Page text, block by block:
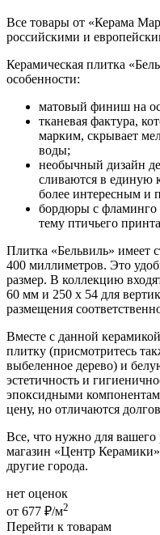
Все товары от «Керама
российскими и
Керамическая плитка
особенности:
матовый финиш на
тканевая фактура,
марким, скрывает
воды;
необычный дизайн
сливаются в единую
более интересным и
бордюры с фламинго
тему птичьего
Плитка «Бельвиль» имеет
400 миллиметров. Это
размер. В коллекцию
60 мм и 250 х 54 для
размещения
Вместе с данной
плитку (присмотритесь
выбеленное дерево) и
эстетичность и
эпоксидными
цену, но отличаются
Все, что нужно для вашего
магазин «Центр
другие города.
нет оценок
от 677 ₽/м2
Перейти к товарам